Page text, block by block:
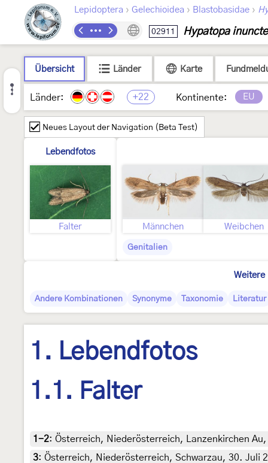
Lepidoptera › Gelechioidea › Blastobasidae ›
02911 Hypatopa
Übersicht Länder Karte
Länder: +22 Kontinente: EU
Neues Layout der Navigation (Beta Test)
Lebendfotos
Falter Männchen Weibchen
Genitalien
Weitere
Andere Kombinationen Synonyme Taxonomie Literatur
1. Lebendfotos
1.1. Falter
1-2: Österreich, Niederösterreich, Lanzenkirchen
3: Österreich, Niederösterreich, Schwarzau, 30. Juli